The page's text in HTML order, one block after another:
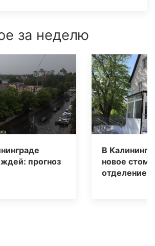
за неделю
прогноз
В
новое
отделение